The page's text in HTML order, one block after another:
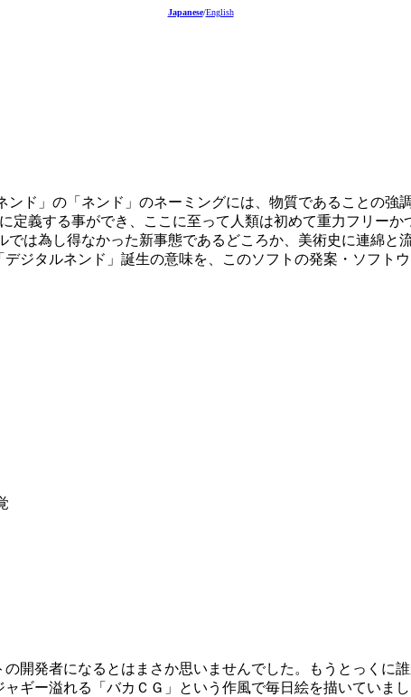
Japanese/English
ド」の「ネンド」のネーミングには、物質であることの強
定義する事ができ、ここに至って人類は初めて重力フリー
は為し得なかった新事態であるどころか、美術史に連綿と
ジタルネンド」誕生の意味を、このソフトの発案・ソフト
開発者になるとはまさか思いませんでした。もうとっくに
ギー溢れる「バカＣＧ」という作風で毎日絵を描いていま